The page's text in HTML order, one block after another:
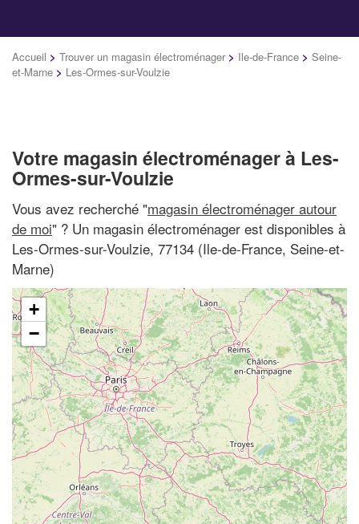
Accueil > Trouver un magasin électroménager > Ile-de-France > Seine-
et-Marne > Les-Ormes-sur-Voulzie
Votre magasin électroménager à Les-
Ormes-sur-Voulzie
Vous avez recherché "magasin électroménager autour
de moi" ? Un magasin électroménager est disponibles à
Les-Ormes-sur-Voulzie, 77134 (Ile-de-France, Seine-et-
Marne)
+
−